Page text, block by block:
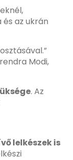
az ukrán
Modi,
. Az
lelkészek is